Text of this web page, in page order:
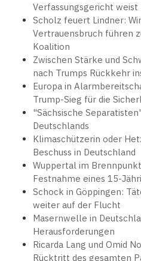
Verfassungsgericht weist
Scholz feuert Lindner:
Vertrauensbruch führen
Koalition
Zwischen Stärke und
nach Trumps Rückkehr
Europa in
Trump-Sieg für die
"Sächsische
Deutschlands
Klimaschützerin oder
Beschuss in Deutschland
Wuppertal im
Festnahme eines 15-
Schock in Göppingen:
weiter auf der Flucht
Masernwelle in
Herausforderungen
Ricarda Lang und Omid
Rücktritt des gesamten